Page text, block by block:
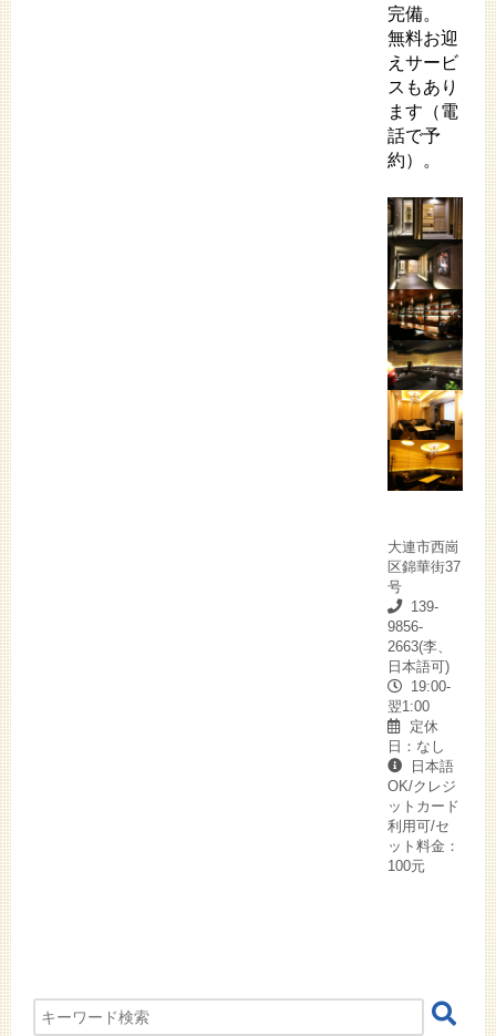
完備。
無料お迎
えサービ
スもあり
ます（電
話で予
約）。
大連市西崗
区錦華街37
号
139-
9856-
2663(李、
日本語可)
19:00-
翌1:00
定休
日：なし
日本語
OK/クレジ
ットカード
利用可/セ
ット料金：
100元